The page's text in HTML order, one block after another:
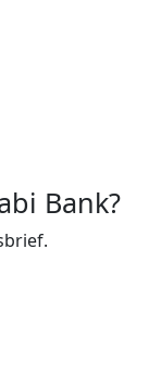
Bank?